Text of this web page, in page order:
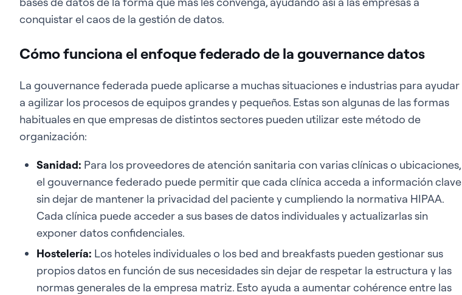
conquistar el caos de la gestión de datos.
Cómo funciona el enfoque federado de la gouvernance datos
La gouvernance federada puede aplicarse a muchas situaciones e industrias para ayudar
a agilizar los procesos de equipos grandes y pequeños. Estas son algunas de las formas
habituales en que empresas de distintos sectores pueden utilizar este método de
organización:
Sanidad: Para los proveedores de atención sanitaria con varias clínicas o ubicaciones,
el gouvernance federado puede permitir que cada clínica acceda a información clave
sin dejar de mantener la privacidad del paciente y cumpliendo la normativa HIPAA.
Cada clínica puede acceder a sus bases de datos individuales y actualizarlas sin
exponer datos confidenciales.
Hostelería: Los hoteles individuales o los bed and breakfasts pueden gestionar sus
propios datos en función de sus necesidades sin dejar de respetar la estructura y las
normas generales de la empresa matriz. Esto ayuda a aumentar cohérence entre las